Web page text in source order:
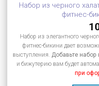
Набор из черного
фитнес-
Набор из элегантного
фитнес-бикини дает
выступления. Добавьте набор
и бижутерию вам будет
при